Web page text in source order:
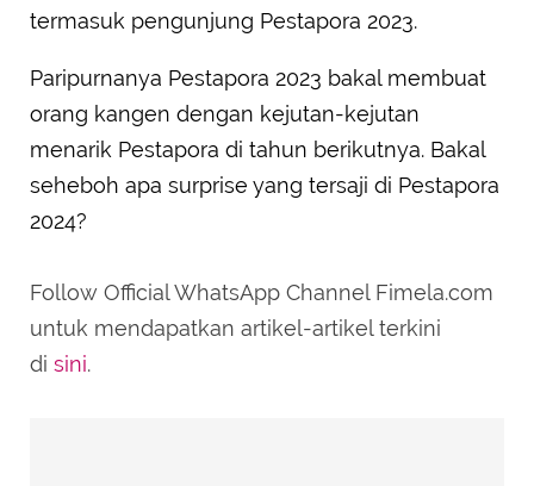
termasuk pengunjung Pestapora 2023.
Paripurnanya Pestapora 2023 bakal membuat
orang kangen dengan kejutan-kejutan
menarik Pestapora di tahun berikutnya. Bakal
seheboh apa surprise yang tersaji di Pestapora
2024?
Follow Official WhatsApp Channel Fimela.com
untuk mendapatkan artikel-artikel terkini
di sini.